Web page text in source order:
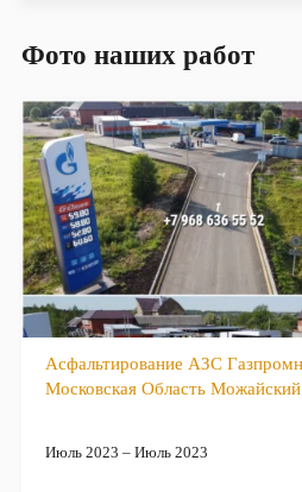
Фото наших работ
Асфальтирование АЗС
Московская Область
Июль 2023 – Июль 2023